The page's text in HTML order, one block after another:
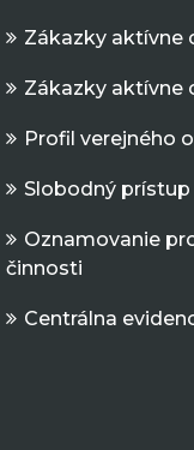
Zákazky aktívne
Zákazky aktívne
Profil verejného
Slobodný
Oznamovanie
činnosti
Centrálna